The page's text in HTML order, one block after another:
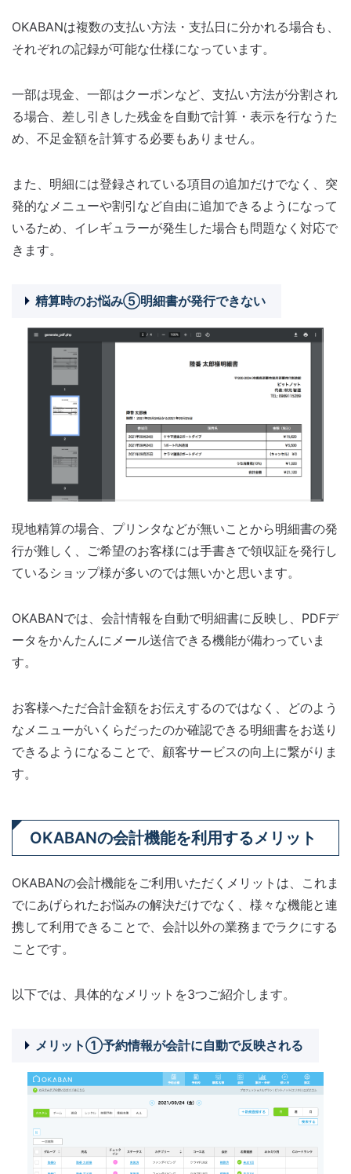
OKABANは複数の支払い方法・支払日に分かれる場合も、
それぞれの記録が可能な仕様になっています。
一部は現金、一部はクーポンなど、支払い方法が分割され
る場合、差し引きした残金を自動で計算・表示を行なうた
め、不足金額を計算する必要もありません。
また、明細には登録されている項目の追加だけでなく、突
発的なメニューや割引など自由に追加できるようになって
いるため、イレギュラーが発生した場合も問題なく対応で
きます。
精算時のお悩み⑤明細書が発行できない
現地精算の場合、プリンタなどが無いことから明細書の発
行が難しく、ご希望のお客様には手書きで領収証を発行し
ているショップ様が多いのでは無いかと思います。
OKABANでは、会計情報を自動で明細書に反映し、PDFデ
ータをかんたんにメール送信できる機能が備わっていま
す。
お客様へただ合計金額をお伝えするのではなく、どのよう
なメニューがいくらだったのか確認できる明細書をお送り
できるようになることで、顧客サービスの向上に繋がりま
す。
OKABANの会計機能を利用するメリット
OKABANの会計機能をご利用いただくメリットは、これま
でにあげられたお悩みの解決だけでなく、様々な機能と連
携して利用できることで、会計以外の業務までラクにする
ことです。
以下では、具体的なメリットを3つご紹介します。
メリット①予約情報が会計に自動で反映される